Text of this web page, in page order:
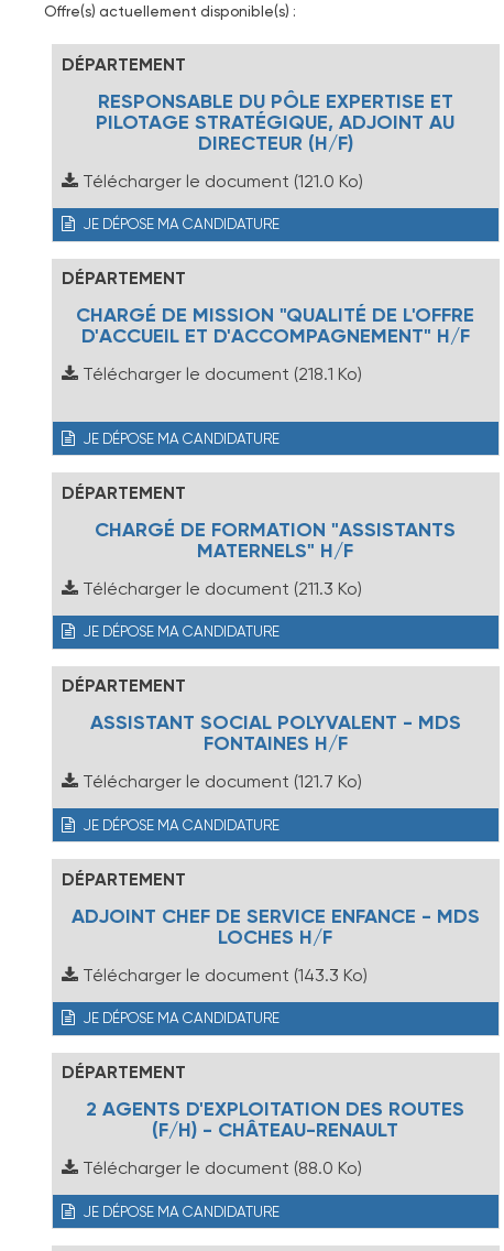
Offre(s) actuellement disponible(s) :
DÉPARTEMENT
RESPONSABLE DU PÔLE EXPERTISE ET
PILOTAGE STRATÉGIQUE, ADJOINT AU
DIRECTEUR (H/F)
Télécharger le document (121.0 Ko)
JE DÉPOSE MA CANDIDATURE
DÉPARTEMENT
CHARGÉ DE MISSION "QUALITÉ DE L'OFFRE
D'ACCUEIL ET D'ACCOMPAGNEMENT" H/F
Télécharger le document (218.1 Ko)
JE DÉPOSE MA CANDIDATURE
DÉPARTEMENT
CHARGÉ DE FORMATION "ASSISTANTS
MATERNELS" H/F
Télécharger le document (211.3 Ko)
JE DÉPOSE MA CANDIDATURE
DÉPARTEMENT
ASSISTANT SOCIAL POLYVALENT - MDS
FONTAINES H/F
Télécharger le document (121.7 Ko)
JE DÉPOSE MA CANDIDATURE
DÉPARTEMENT
ADJOINT CHEF DE SERVICE ENFANCE - MDS
LOCHES H/F
Télécharger le document (143.3 Ko)
JE DÉPOSE MA CANDIDATURE
DÉPARTEMENT
2 AGENTS D'EXPLOITATION DES ROUTES
(F/H) - CHÂTEAU-RENAULT
Télécharger le document (88.0 Ko)
JE DÉPOSE MA CANDIDATURE